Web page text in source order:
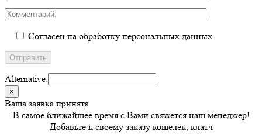
Согласен на обработку персональных данных
Alternative:
×
Ваша заявка принята
В самое ближайшее время с Вами свяжется наш менеджер!
Добавьте к своему заказу кошелёк, клатч